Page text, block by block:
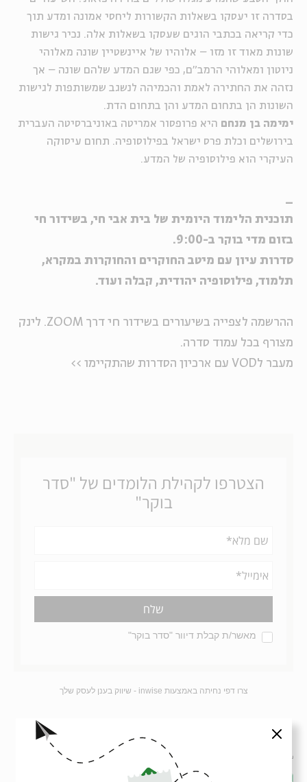
בסדרה זו יעסקו בשאלות הקשורות ליחסי אמונה ומדע תוך
כדי קריאה בכתבי הוגים שעסקו בשאלות אלה. נכיר גישות
שונות מאוד זו מזו – אלוהיו של איינשטיין שונה מאלוהי
ניוטון ומאלוהי הרמב"ם, כפי שגם המדע שלהם שונה – אך
נזהה את החתירה לאמת והכמיהה לנשגב שמשותפות לגישות
השונות הן בתחום המדע והן בתחום הדת.
ימימה בן מנחם היא פרופסור אמריטה באוניברסיטה העברית
בירושלים וכלת פרס ישראל בפילוסופיה. תחום עיסוקה
העיקרי הוא פילוסופיה של המדע.
_
תוכנית הלימוד היומית של בית אבי חי, בשידור חי
בזום מדי בוקר ב-9:00.
סדרות עיון עם מיטב החוקרים והחוקרות במקרא,
תלמוד, פילוסופיה יהודית, קבלה ועוד.
ההרשמה לצפייה בשיעורים בשידור חי דרך ZOOM. לינק
מצורף בכל עמוד סדרה.
מעבר לVOD עם ארכיון הסדרות שהתקיימו >>
הוספה ליומן
הרשמה לאירועים דומים
סגור